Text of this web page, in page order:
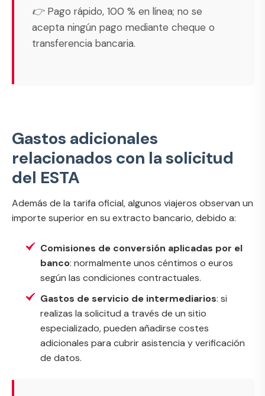
👉 Pago rápido, 100 % en línea; no se
acepta ningún pago mediante cheque o
transferencia bancaria.
Gastos adicionales
relacionados con la solicitud
del ESTA
Además de la tarifa oficial, algunos viajeros observan un
importe superior en su extracto bancario, debido a:
Comisiones de conversión aplicadas por el
banco: normalmente unos céntimos o euros
según las condiciones contractuales.
Gastos de servicio de intermediarios: si
realizas la solicitud a través de un sitio
especializado, pueden añadirse costes
adicionales para cubrir asistencia y verificación
de datos.